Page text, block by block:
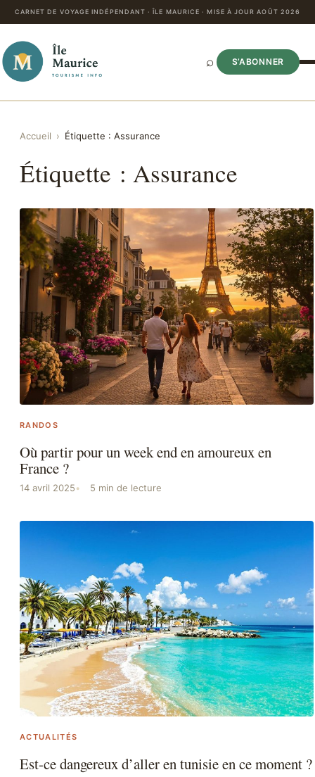
CARNET DE VOYAGE INDÉPENDANT · ÎLE MAURICE · MISE À JOUR AOÛT 2026
⌕ S’ABONNER
Accueil › Étiquette : Assurance
Étiquette : Assurance
RANDOS
Où partir pour un week end en amoureux en
France ?
14 avril 2025 5 min de lecture
ACTUALITÉS
Est-ce dangereux d’aller en tunisie en ce moment ?